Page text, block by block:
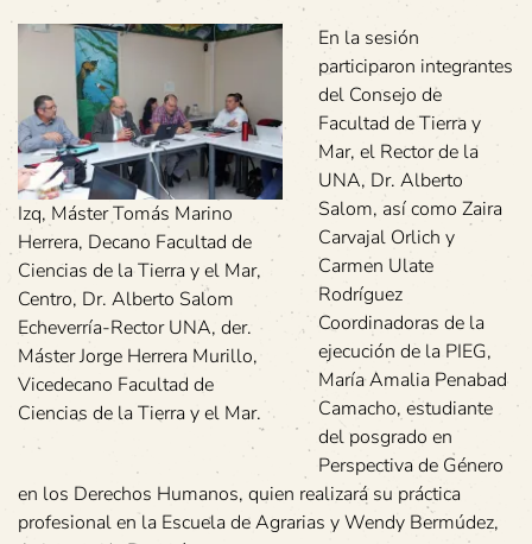
Izq, Máster Tomás Marino
Herrera, Decano Facultad de
Ciencias de la Tierra y el Mar,
Centro, Dr. Alberto Salom
Echeverría-Rector UNA, der.
Máster Jorge Herrera Murillo,
Vicedecano Facultad de
Ciencias de la Tierra y el Mar.
En la sesión
participaron integrantes
del Consejo de
Facultad de Tierra y
Mar, el Rector de la
UNA, Dr. Alberto
Salom, así como Zaira
Carvajal Orlich y
Carmen Ulate
Rodríguez
Coordinadoras de la
ejecución de la PIEG,
María Amalia Penabad
Camacho, estudiante
del posgrado en
Perspectiva de Género
en los Derechos Humanos, quien realizará su práctica
profesional en la Escuela de Agrarias y Wendy Bermúdez,